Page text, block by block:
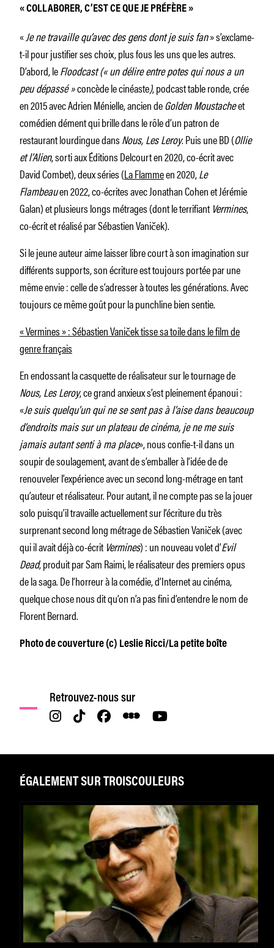
« COLLABORER, C’EST CE QUE JE PRÉFÈRE »
«Je ne travaille qu’avec des gens dont je suis fan» s’exclame-
t-il pour justifier ses choix, plus fous les uns que les autres.
D’abord, leFloodcast (« un délire entre potes qui nous a un
peu dépassé »concède le cinéaste), podcast table ronde, crée
en 2015 avec Adrien Ménielle, ancien deGolden Moustacheet
comédien dément qui brille dans le rôle d’un patron de
restaurant lourdingue dansNous, Les Leroy. Puis une BD (Ollie
et l’Alien, sorti aux Éditions Delcourt en 2020, co-écrit avec
David Combet), deux séries (La Flammeen 2020,Le
Flambeauen 2022, co-écrites avec Jonathan Cohen et Jérémie
Galan) et plusieurs longs métrages (dont le terrifiantVermines,
co-écrit et réalisé par Sébastien Vaniček).
Si le jeune auteur aime laisser libre court à son imagination sur
différents supports, son écriture est toujours portée par une
même envie : celle de s’adresser à toutes les générations. Avec
toujours ce même goût pour la punchline bien sentie.
« Vermines » : Sébastien Vaniček tisse sa toile dans le film de
genre français
En endossant la casquette de réalisateur sur le tournage de
Nous, Les Leroy, ce grand anxieux s’est pleinement épanoui :
«Je suis quelqu’un qui ne se sent pas à l’aise dans beaucoup
d’endroits mais sur un plateau de cinéma, je ne me suis
jamais autant senti à ma place», nous confie-t-il dans un
soupir de soulagement, avant de s’emballer à l’idée de de
renouveler l’expérience avec un second long-métrage en tant
qu’auteur et réalisateur. Pour autant, il ne compte pas se la jouer
solo puisqu’il travaille actuellement sur l’écriture du très
surprenant second long métrage de Sébastien Vaniček (avec
qui il avait déjà co-écritVermines) : un nouveau volet d’Evil
Dead, produit par Sam Raimi, le réalisateur des premiers opus
de la saga. De l’horreur à la comédie, d’Internet au cinéma,
quelque chose nous dit qu’on n’a pas fini d’entendre le nom de
Florent Bernard.
Photo de couverture (c) Leslie Ricci/La petite boîte
Retrouvez-nous sur
ÉGALEMENT SUR TROISCOULEURS